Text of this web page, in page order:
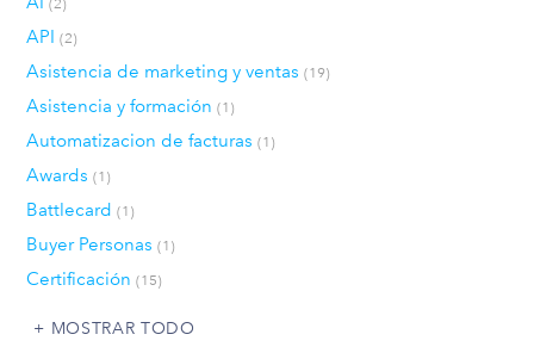
API (2)
Asistencia de marketing y ventas (19)
Asistencia y formación (1)
Automatizacion de facturas (1)
Awards (1)
Battlecard (1)
Buyer Personas (1)
Certificación (15)
MOSTRAR TODO